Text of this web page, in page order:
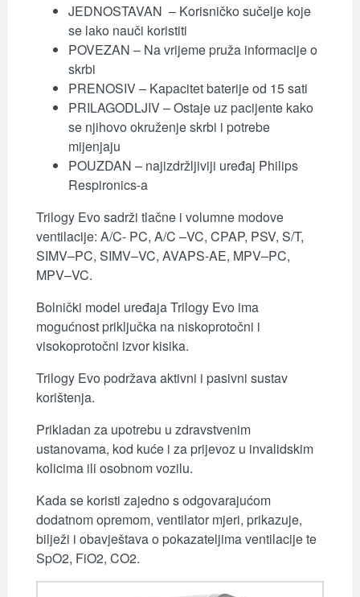
JEDNOSTAVAN – Korisničko sučelje koje
se lako nauči koristiti
POVEZAN – Na vrijeme pruža informacije o
skrbi
PRENOSIV – Kapacitet baterije od 15 sati
PRILAGODLJIV – Ostaje uz pacijente kako
se njihovo okruženje skrbi i potrebe
mijenjaju
POUZDAN – najizdržljiviji uređaj Philips
Respironics-a
Trilogy Evo sadrži tlačne i volumne modove
ventilacije: A/C- PC, A/C –VC, CPAP, PSV, S/T,
SIMV–PC, SIMV–VC, AVAPS-AE, MPV–PC,
MPV–VC.
Bolnički model uređaja Trilogy Evo ima
mogućnost priključka na niskoprotočni i
visokoprotočni izvor kisika.
Trilogy Evo podržava aktivni i pasivni sustav
korištenja.
Prikladan za upotrebu u zdravstvenim
ustanovama, kod kuće i za prijevoz u invalidskim
kolicima ili osobnom vozilu.
Kada se koristi zajedno s odgovarajućom
dodatnom opremom, ventilator mjeri, prikazuje,
bilježi i obavještava o pokazateljima ventilacije te
SpO2, FiO2, CO2.